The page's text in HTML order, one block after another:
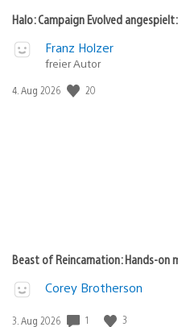
Halo: Campaign Evolved
Franz Holzer
freier Autor
Veröffentlichungsdatum:
4. Aug 2026 20
Beast of Reincarnation: Hands-on
Corey Brotherson
Veröffentlichungsdatum:
3. Aug 2026 1 3